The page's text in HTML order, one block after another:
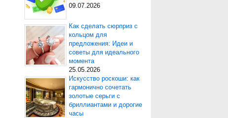
09.07.2026
Как сделать сюрприз с
кольцом для
предложения: Идеи и
советы для идеального
момента
25.05.2026
Искусство роскоши: как
гармонично сочетать
золотые серьги с
бриллиантами и дорогие
часы